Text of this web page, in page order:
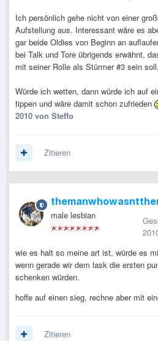
Ich persönlich gehe nicht von einer
Aufstellung aus. Interessant wäre es
gar beide Oldies von Beginn an
bei Talk und Tore übrigends erwähnt,
mit seiner Rolle als Stürmer #3 sein
Würde ich wetten, dann würde ich auf
tippen und wäre damit schon zufrieden
2010 von Steffo
Zitieren
male lesbian
wie es halt so meine art ist, würde es
wenn gerade wir dem lask die ersten
schenken würden.
hoffe auf einen sieg, rechne aber mit
Zitieren